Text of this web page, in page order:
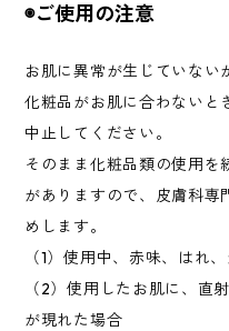
◉ご使用の注意
お肌に異常が生じていな
化粧品がお肌に合わないと
中止してください。
そのまま化粧品類の使用
がありますので、皮膚科専
めします。
（1）使用中、赤味、はれ
（2）使用したお肌に、直
が現れた場合